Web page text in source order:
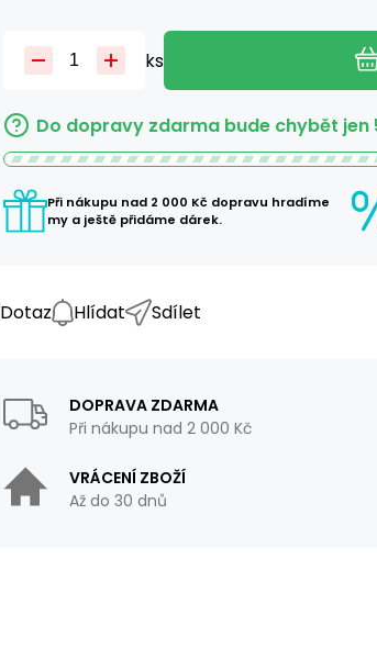
ks
Do dopravy zdarma bude chybět jen
Při nákupu nad 2 000 Kč dopravu hradíme
my a ještě přidáme dárek.
Dotaz Hlídat Sdílet
DOPRAVA ZDARMA
Při nákupu nad 2 000 Kč
VRÁCENÍ ZBOŽÍ
Až do 30 dnů